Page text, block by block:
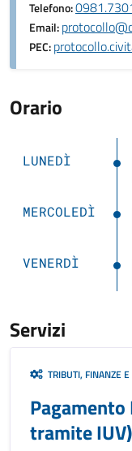
Telefono:
Email:
PEC:
Orario
LUNEDÌ
MERCOLEDÌ
VENERDÌ
Servizi
TRIBUTI, FINANZE
Pagamento
tramite IUV)